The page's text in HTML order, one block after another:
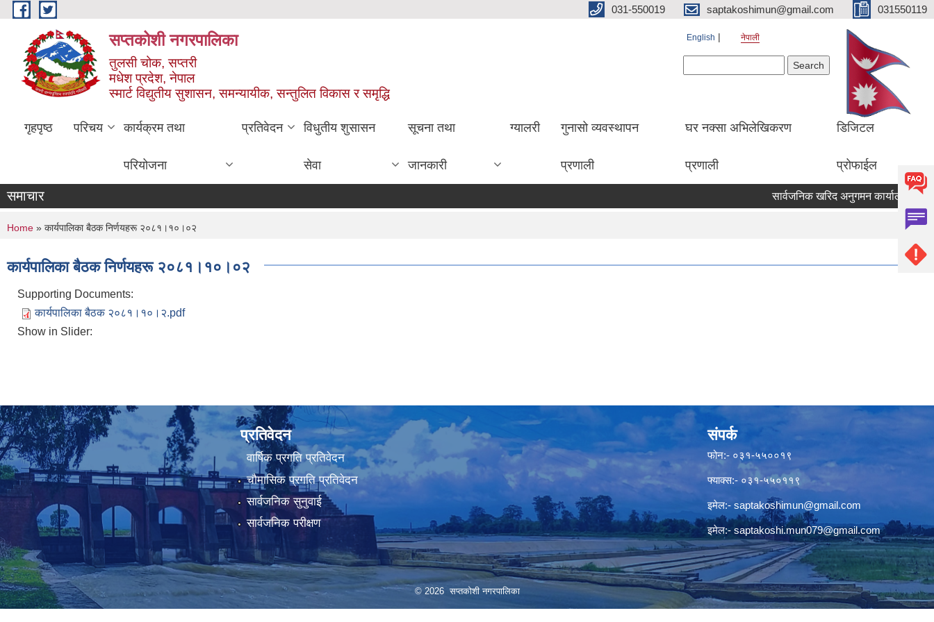
Skip to main content 031-550019 saptakoshimun@gmail.com 031550119
सप्तकोशी नगरपालिका
तुलसी चोक, सप्तरी
मधेश प्रदेश, नेपाल
स्मार्ट विद्युतीय सुशासन, समन्यायीक, सन्तुलित विकास र समृद्धि
English नेपाली
गृहपृष्ठ परिचय कार्यक्रम तथा
परियोजना
प्रतिवेदन विधुतीय शुसासन
सेवा
सूचना तथा
जानकारी
ग्यालरी गुनासो व्यवस्थापन
प्रणाली
घर नक्सा अभिलेखिकरण
प्रणाली
डिजिटल
प्रोफाईल
समाचार सार्वजनिक खरिद अनुगमन कार्यालय
You are here
Home » कार्यपालिका बैठक निर्णयहरू २०८१।१०।०२
कार्यपालिका बैठक निर्णयहरू २०८१।१०।०२
Supporting Documents:
कार्यपालिका बैठक २०८१।१०।२.pdf
Show in Slider:
प्रतिवेदन
वार्षिक प्रगति प्रतिवेदन
चौमासिक प्रगति प्रतिवेदन
सार्वजनिक सुनुवाई
सार्वजनिक परीक्षण
संपर्क
फोन:- ०३१-५५००१९
फ्याक्स:- ०३१-५५०११९
इमेल:- saptakoshimun@gmail.com
इमेल:- saptakoshi.mun079@gmail.com
© 2026 सप्तकोशी नगरपालिका